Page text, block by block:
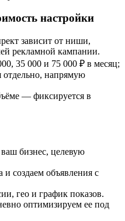
настройки
зависит от ниши,
рекламной кампании.
35 000 и 75 000 ₽ в месяц;
отдельно, напрямую
— фиксируется в
бизнес, целевую
создаем объявления с
гео и график показов.
оптимизируем ее под